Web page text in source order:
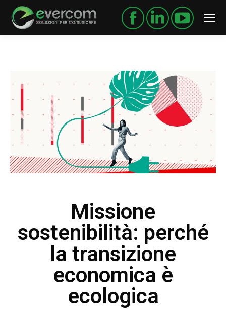
Missione
sostenibilità: perché
la transizione
economica è
ecologica